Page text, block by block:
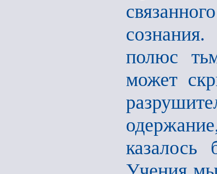
полюс
может